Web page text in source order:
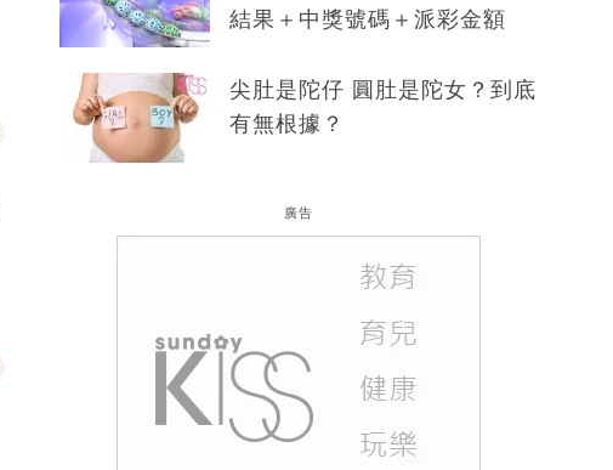
結果＋中獎號碼＋派彩金額
尖肚是陀仔 圓肚是陀女？到底
有無根據？
廣告